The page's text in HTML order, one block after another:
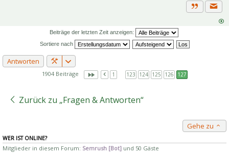
Zitat
Beiträge der letzten Zeit anzeigen:
Sortiere nach
Antworten
1904 Beiträge 1 123 124 125 126 127
Zurück zu „Fragen & Antworten“
Gehe zu
WER IST ONLINE?
Mitglieder in diesem Forum: Semrush [Bot] und 50 Gäste